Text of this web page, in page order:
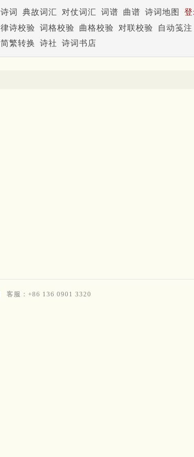
诗词 典故词汇 对仗词汇 词谱 曲谱 诗词地图
律诗校验 词格校验 曲格校验 对联校验
自动笺注
简繁转换 诗社 诗词书店
客服：+86 136 0901 3320